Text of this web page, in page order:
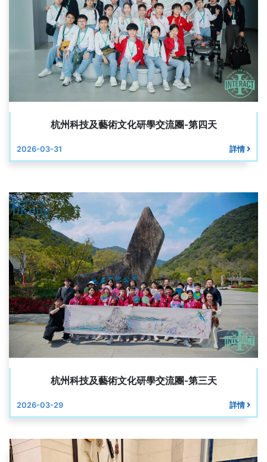
杭州科技及藝術文化研學交流團-第四天
2026-03-31 詳情
杭州科技及藝術文化研學交流團-第三天
2026-03-29 詳情